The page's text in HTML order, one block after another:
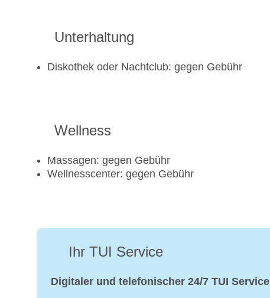
Unterhaltung
Diskothek oder Nachtclub: gegen Gebühr
Wellness
Massagen: gegen Gebühr
Wellnesscenter: gegen Gebühr
Ihr TUI Service
Digitaler und telefonischer 24/7 TUI Service